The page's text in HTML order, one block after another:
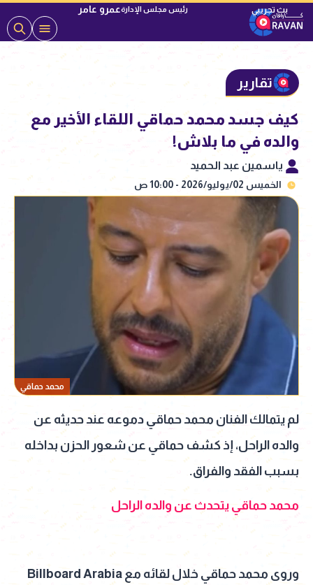
رئيس مجلس الإدارةعمرو عامر
تقارير
كيف جسد محمد حماقي اللقاء الأخير مع
والده في ما بلاش!
ياسمين عبد الحميد
الخميس 02/يوليو/2026 - 10:00 ص
محمد حماقي
لم يتمالك الفنان محمد حماقي دموعه عند حديثه عن
والده الراحل، إذ كشف حماقي عن شعور الحزن بداخله
بسبب الفقد والفراق.
محمد حماقي يتحدث عن والده الراحل
وروى محمد حماقي خلال لقائه مع Billboard Arabia